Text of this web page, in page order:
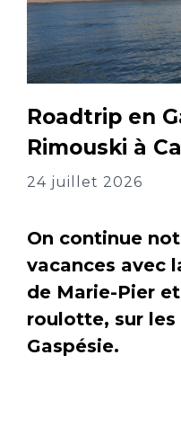
Roadtrip en
Rimouski à
24 juillet 2026
On continue
vacances avec
de Marie-Pier
roulotte, sur
Gaspésie.